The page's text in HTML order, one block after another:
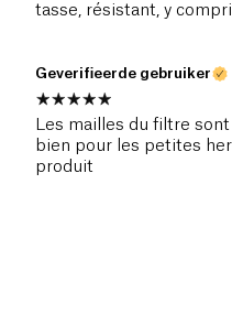
tasse, résistant, y
Geverifieerde gebruiker
Les mailles du filtre
bien pour les petites
produit